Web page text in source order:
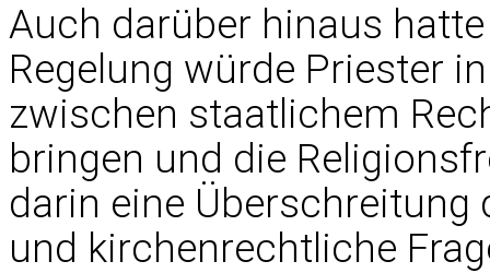
Auch darüber hinaus
Regelung würde Priester
zwischen staatlichem
bringen und die
darin eine
und kirchenrechtliche